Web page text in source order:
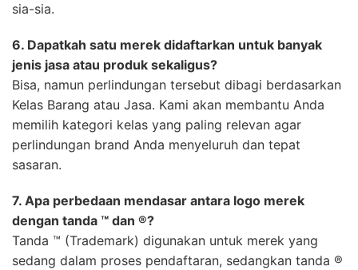
sia-sia.
6. Dapatkah satu merek didaftarkan untuk banyak
jenis jasa atau produk sekaligus?
Bisa, namun perlindungan tersebut dibagi berdasarkan
Kelas Barang atau Jasa. Kami akan membantu Anda
memilih kategori kelas yang paling relevan agar
perlindungan brand Anda menyeluruh dan tepat
sasaran.
7. Apa perbedaan mendasar antara logo merek
dengan tanda ™ dan ®?
Tanda ™ (Trademark) digunakan untuk merek yang
sedang dalam proses pendaftaran, sedangkan tanda ®